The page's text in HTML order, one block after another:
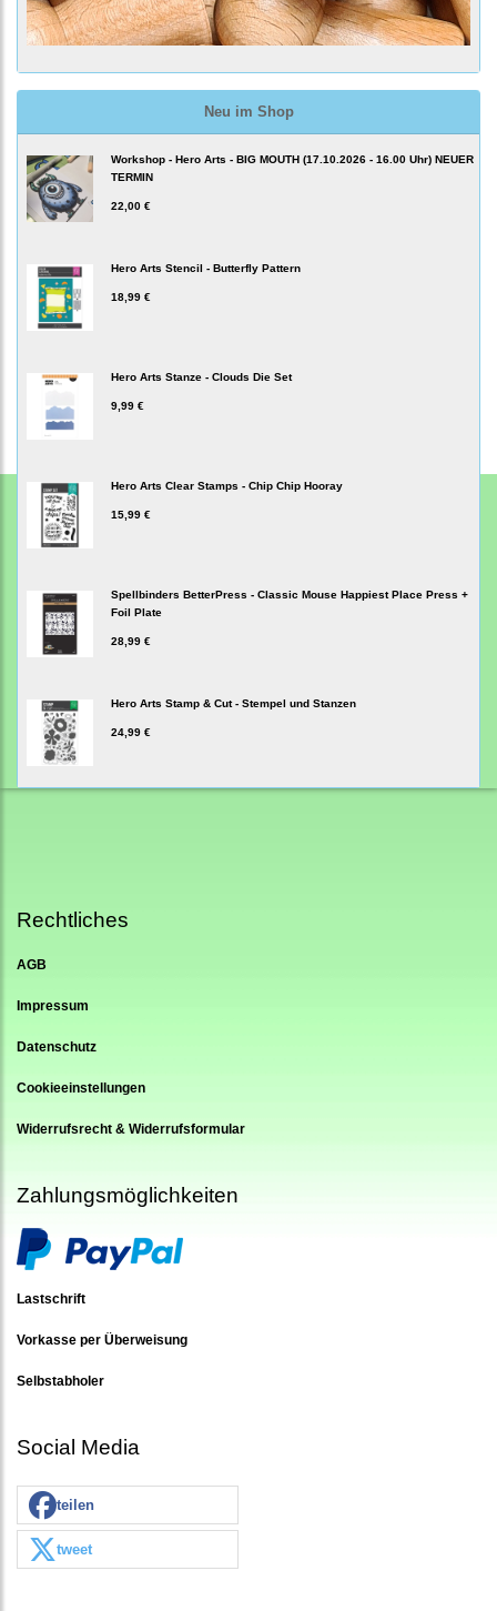
Neu im Shop
Workshop - Hero Arts - BIG MOUTH (17.10.2026 - 16.00 Uhr) NEUER
TERMIN
22,00 €
Hero Arts Stencil - Butterfly Pattern
18,99 €
Hero Arts Stanze - Clouds Die Set
9,99 €
Hero Arts Clear Stamps - Chip Chip Hooray
15,99 €
Spellbinders BetterPress - Classic Mouse Happiest Place Press +
Foil Plate
28,99 €
Hero Arts Stamp & Cut - Stempel und Stanzen
24,99 €
Rechtliches
AGB
Impressum
Datenschutz
Cookieeinstellungen
Widerrufsrecht & Widerrufsformular
Zahlungsmöglichkeiten
Lastschrift
Vorkasse per Überweisung
Selbstabholer
Social Media
teilen
tweet